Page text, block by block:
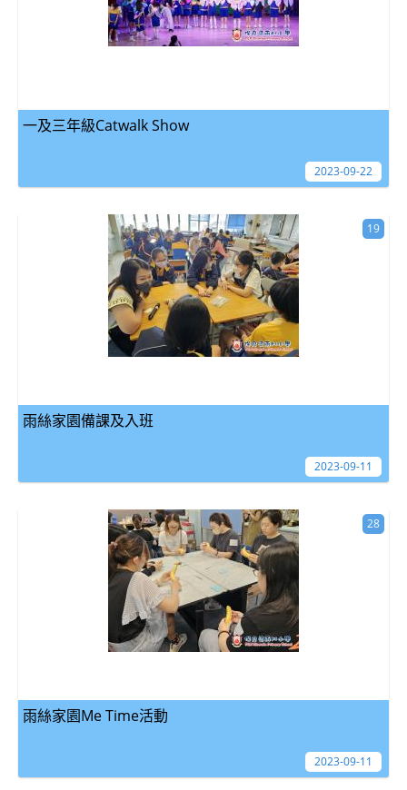
一及三年級Catwalk Show
2023-09-22
雨絲家園備課及入班
19
2023-09-11
雨絲家園Me Time活動
28
2023-09-11